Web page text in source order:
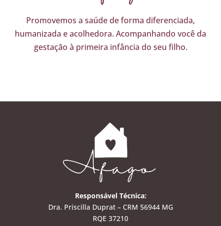
Promovemos a saúde de forma diferenciada,
humanizada e acolhedora. Acompanhando você da
gestação à primeira infância do seu filho.
Responsável Técnica:
Dra. Priscilla Duprat – CRM 56944 MG
RQE 37210